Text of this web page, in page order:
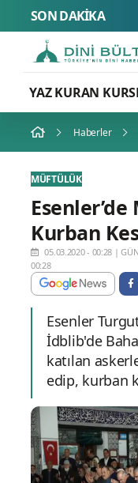
SON DAKİKA
YAZ KURAN
Haberler
MÜFTÜLÜK
Kurban
05.03.2020 - 00:28 |
00:28
Esenler
İdblib'de
katılan
edip, kurban